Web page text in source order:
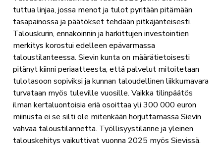
tuttua linjaa, jossa menot ja tulot pyritään pitämään
tasapainossa ja päätökset tehdään pitkäjänteisesti.
Talouskurin, ennakoinnin ja harkittujen investointien
merkitys korostui edelleen epävarmassa
taloustilanteessa. Sievin kunta on määrätietoisesti
pitänyt kiinni periaatteesta, että palvelut mitoitetaan
tulotasoon sopiviksi ja kunnan taloudellinen liikkumavara
turvataan myös tuleville vuosille. Vaikka tilinpäätös
ilman kertaluontoisia eriä osoittaa yli 300 000 euron
miinusta ei se silti ole mitenkään horjuttamassa Sievin
vahvaa taloustilannetta. Työllisyystilanne ja yleinen
talouskehitys vaikuttivat vuonna 2025 myös Sievissä.